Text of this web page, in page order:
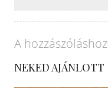
A hozzászóláshoz
NEKED AJÁNLOTT